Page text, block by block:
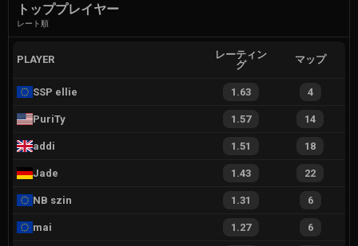
トッププレイヤー
レート順
PLAYER
レーティン
グ
マップ
SSP ellie 1.63 4
PuriTy 1.57 14
addi 1.51 18
Jade 1.43 22
NB szin 1.31 6
mai 1.27 6